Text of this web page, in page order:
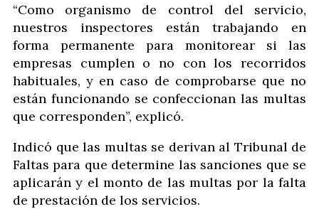
“Como organismo de control del servicio,
nuestros inspectores están trabajando en
forma permanente para monitorear si las
empresas cumplen o no con los recorridos
habituales, y en caso de comprobarse que no
están funcionando se confeccionan las multas
que corresponden”, explicó.
Indicó que las multas se derivan al Tribunal de
Faltas para que determine las sanciones que se
aplicarán y el monto de las multas por la falta
de prestación de los servicios.